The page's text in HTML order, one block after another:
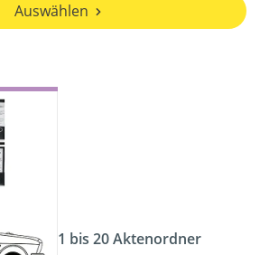
Auswählen
1 bis 20 Aktenordner